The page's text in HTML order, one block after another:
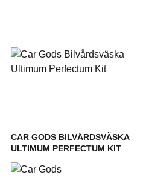
CAR GODS BILVÅRDSVÄSKA
ULTIMUM PERFECTUM KIT